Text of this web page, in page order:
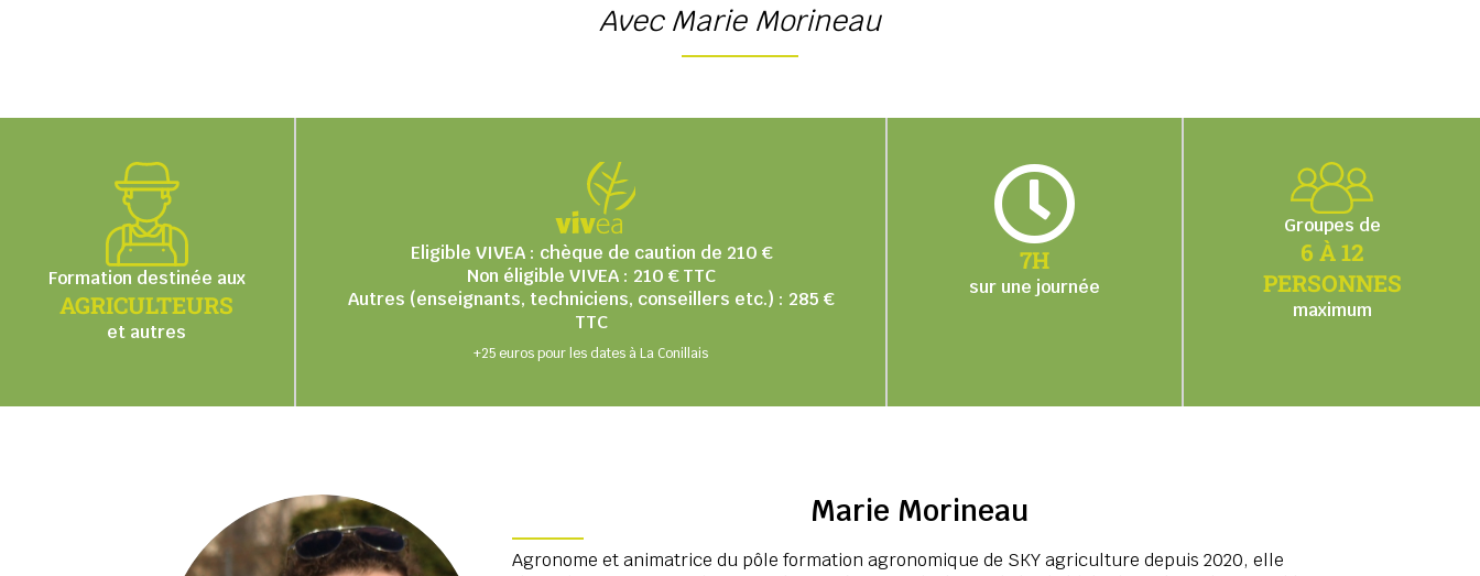
Avec Marie Morineau
Formation destinée aux
AGRICULTEURS
et autres
Eligible VIVEA : chèque de caution de 210 €
Non éligible VIVEA : 210 € TTC
Autres (enseignants, techniciens, conseillers etc.) : 285 €
TTC
+25 euros pour les dates à La Conillais
7H
sur une journée
Groupes de
6 À 12
PERSONNES
maximum
Marie Morineau
Agronome et animatrice du pôle formation agronomique de SKY agriculture depuis 2020, elle